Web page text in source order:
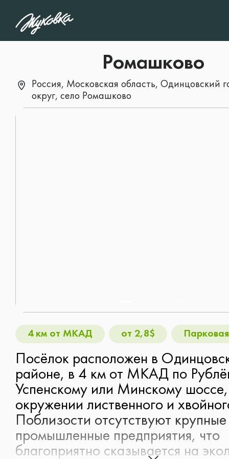
Ромашково
Россия, Московская область, Одинцовский
округ, село Ромашково
4 км от МКАД от 2,8$
Посёлок расположен в
районе, в 4 км от МКАД по
Успенскому или Минскому
окружении лиственного и
Поблизости отсутствуют крупные
промышленные предприятия, что
благоприятно сказывается на
1/5
Какой тип объекта
интересует?
Следующий вопрос
Следующий вопрос